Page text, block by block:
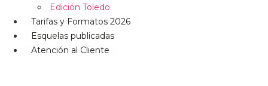
Edición Toledo
Tarifas y Formatos 2026
Esquelas publicadas
Atención al Cliente